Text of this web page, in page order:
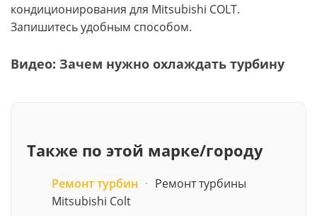
кондиционирования для Mitsubishi COLT.
Запишитесь удобным способом.
Видео: Зачем нужно охлаждать турбину
Также по этой марке/городу
Ремонт турбин · Ремонт турбины
Mitsubishi Colt